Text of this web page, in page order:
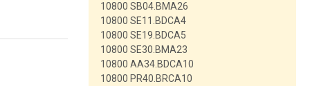
10800 SB04.BMA26
10800 SE11.BDCA4
10800 SE19.BDCA5
10800 SE30.BMA23
10800 AA34.BDCA10
10800 PR40.BRCA10